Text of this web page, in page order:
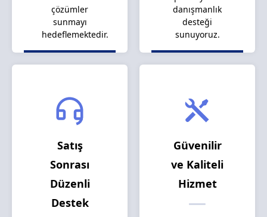
çözümler
sunmayı
hedeflemektedir.
danışmanlık
desteği
sunuyoruz.
Satış
Sonrası
Düzenli
Destek
Güvenilir
ve Kaliteli
Hizmet